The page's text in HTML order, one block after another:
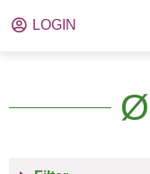
LOGIN